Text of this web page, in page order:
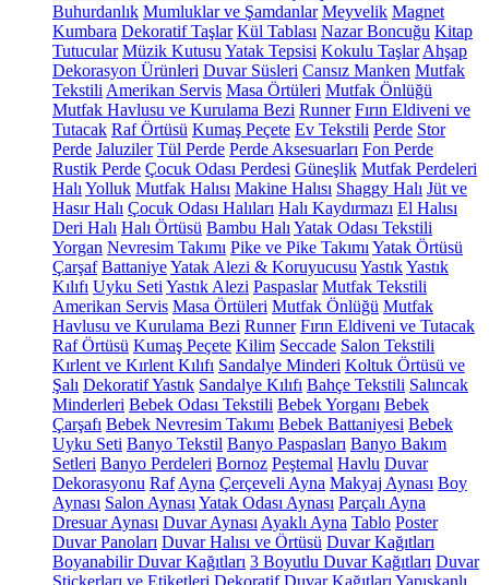
Buhurdanlık Mumluklar ve Şamdanlar Meyvelik Magnet
Kumbara Dekoratif Taşlar Kül Tablası Nazar Boncuğu Kitap
Tutucular Müzik Kutusu Yatak Tepsisi Kokulu Taşlar Ahşap
Dekorasyon Ürünleri Duvar Süsleri Cansız Manken Mutfak
Tekstili Amerikan Servis Masa Örtüleri Mutfak Önlüğü
Mutfak Havlusu ve Kurulama Bezi Runner Fırın Eldiveni ve
Tutacak Raf Örtüsü Kumaş Peçete Ev Tekstili Perde Stor
Perde Jaluziler Tül Perde Perde Aksesuarları Fon Perde
Rustik Perde Çocuk Odası Perdesi Güneşlik Mutfak Perdeleri
Halı Yolluk Mutfak Halısı Makine Halısı Shaggy Halı Jüt ve
Hasır Halı Çocuk Odası Halıları Halı Kaydırmazı El Halısı
Deri Halı Halı Örtüsü Bambu Halı Yatak Odası Tekstili
Yorgan Nevresim Takımı Pike ve Pike Takımı Yatak Örtüsü
Çarşaf BattaniyeYatak Alezi & Koruyucusu YastıkYastık
Kılıfı Uyku Seti Yastık Alezi Paspaslar Mutfak Tekstili
Amerikan Servis Masa Örtüleri Mutfak Önlüğü Mutfak
Havlusu ve Kurulama Bezi Runner Fırın Eldiveni ve Tutacak
Raf Örtüsü Kumaş Peçete Kilim Seccade Salon Tekstili
Kırlent ve Kırlent Kılıfı Sandalye Minderi Koltuk Örtüsü ve
Şalı Dekoratif Yastık Sandalye Kılıfı Bahçe Tekstili Salıncak
Minderleri Bebek Odası Tekstili Bebek Yorganı Bebek
Çarşafı Bebek Nevresim Takımı Bebek Battaniyesi Bebek
Uyku Seti Banyo Tekstil Banyo Paspasları Banyo Bakım
Setleri Banyo Perdeleri Bornoz Peştemal Havlu Duvar
Dekorasyonu Raf Ayna Çerçeveli Ayna Makyaj Aynası Boy
Aynası Salon Aynası Yatak Odası Aynası Parçalı Ayna
Dresuar Aynası Duvar Aynası Ayaklı Ayna Tablo Poster
Duvar Panoları Duvar Halısı ve Örtüsü Duvar Kağıtları
Boyanabilir Duvar Kağıtları 3 Boyutlu Duvar Kağıtları Duvar
Stickerları ve Etiketleri Dekoratif Duvar Kağıtları Yapışkanlı